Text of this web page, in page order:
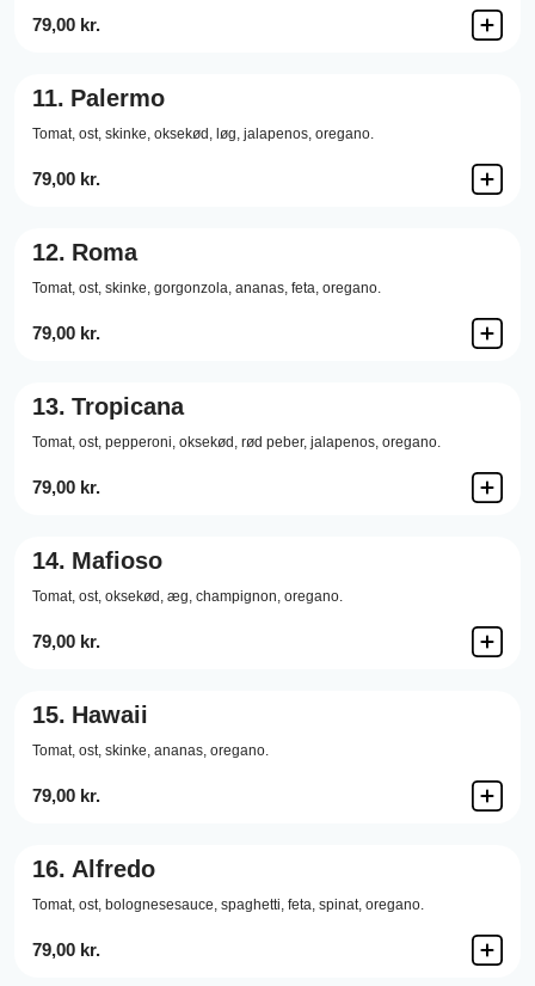
79,00 kr.
11. Palermo
Tomat, ost, skinke, oksekød, løg, jalapenos, oregano.
79,00 kr.
12. Roma
Tomat, ost, skinke, gorgonzola, ananas, feta, oregano.
79,00 kr.
13. Tropicana
Tomat, ost, pepperoni, oksekød, rød peber, jalapenos, oregano.
79,00 kr.
14. Mafioso
Tomat, ost, oksekød, æg, champignon, oregano.
79,00 kr.
15. Hawaii
Tomat, ost, skinke, ananas, oregano.
79,00 kr.
16. Alfredo
Tomat, ost, bolognesesauce, spaghetti, feta, spinat, oregano.
79,00 kr.